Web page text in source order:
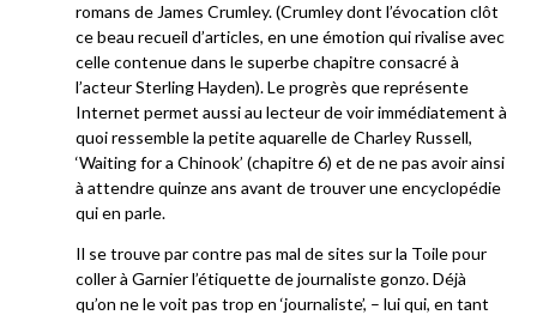
romans de James Crumley. (Crumley dont l’évocation clôt
ce beau recueil d’articles, en une émotion qui rivalise avec
celle contenue dans le superbe chapitre consacré à
l’acteur Sterling Hayden). Le progrès que représente
Internet permet aussi au lecteur de voir immédiatement à
quoi ressemble la petite aquarelle de Charley Russell,
‘Waiting for a Chinook’ (chapitre 6) et de ne pas avoir ainsi
à attendre quinze ans avant de trouver une encyclopédie
qui en parle.
Il se trouve par contre pas mal de sites sur la Toile pour
coller à Garnier l’étiquette de journaliste gonzo. Déjà
qu’on ne le voit pas trop en ‘journaliste’, – lui qui, en tant